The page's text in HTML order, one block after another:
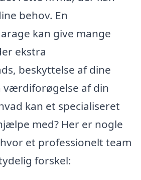
behov. En
kan give mange
ekstra
beskyttelse af dine
værdiforøgelse af din
kan et specialiseret
med? Her er nogle
et professionelt team
forskel: